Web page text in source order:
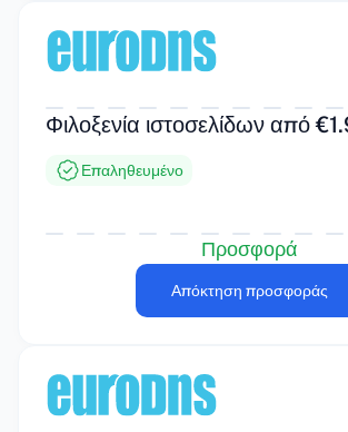
Φιλοξενία ιστοσελίδων από
Επαληθευμένο
Προσφορά
Απόκτηση προσφοράς